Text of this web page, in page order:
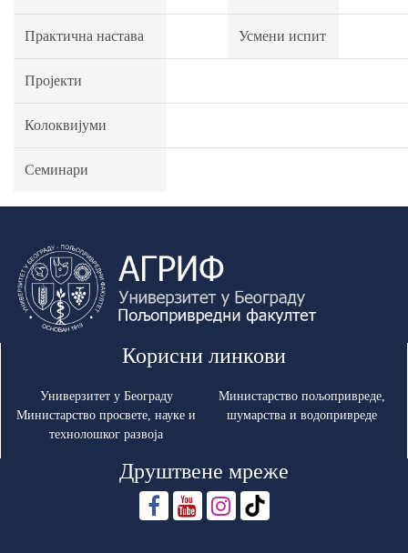
Практична настава Усмени испит
Пројекти
Колоквијуми
Семинари
Корисни линкови
Универзитет у Београду
Министарство просвете, науке и
технолошког развоја
Министарство пољопривреде,
шумарства и водопривреде
Друштвене мреже